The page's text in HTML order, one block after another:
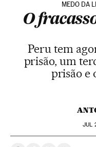
MEDO DA
O
Peru tem
prisão, um
prisão e
JUL